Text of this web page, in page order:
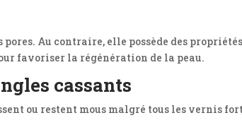
pores. Au contraire, elle possède des
favoriser la régénération de la peau.
cassants
ou restent mous malgré tous les vernis